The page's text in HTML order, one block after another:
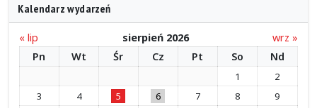
Kalendarz wydarzeń
« lip sierpień 2026
wrz »
Pn
Wt Śr Cz Pt So Nd
1
2
3
4 5 6 7 8
9